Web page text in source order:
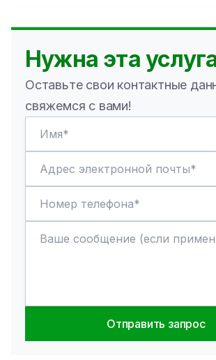
Нужна эта
Оставьте свои контактные
свяжемся с вами!
Отправить запрос